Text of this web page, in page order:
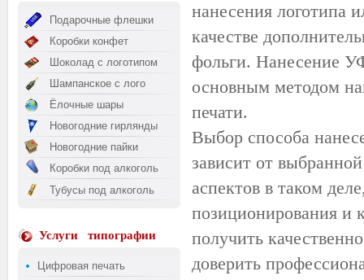
Подарочные флешки
Коробки конфет
Шоколад с логотипом
Шампанское с лого
Ёлочные шары
Новогодние гирлянды
Новогодние пайки
Коробки под алкоголь
Тубусы под алкоголь
Услуги типографии
Цифровая печать
нанесения логотипа
качестве
фольги. Нанесение
основным методом
печати.
Выбор способа
зависит от
аспектов в таком
позиционирования и
получить
доверить